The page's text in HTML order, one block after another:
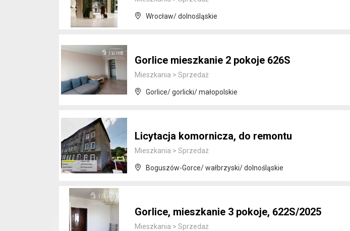
Wrocław/ dolnośląskie
Gorlice mieszkanie 2 pokoje 626S
Mieszkania > Sprzedaż
Gorlice/ gorlicki/ małopolskie
Licytacja komornicza, do remontu
Mieszkania > Sprzedaż
Boguszów-Gorce/ wałbrzyski/ dolnośląskie
Gorlice, mieszkanie 3 pokoje, 622S/2025
Mieszkania > Sprzedaż